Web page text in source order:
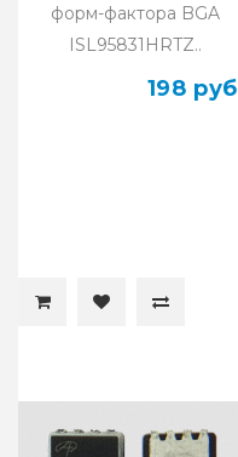
форм-фактора BGA
ISL95831HRTZ..
198 руб